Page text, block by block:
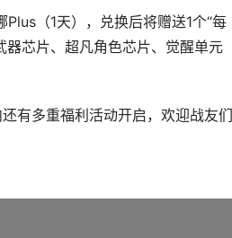
（1天），兑换后将赠送1个“每
器芯片、超凡角色芯片、觉醒单元
有多重福利活动开启，欢迎战友们